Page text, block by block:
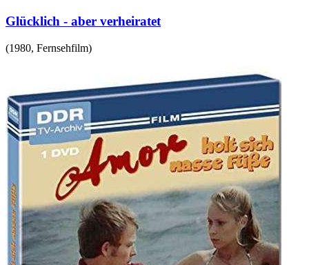
Glücklich - aber verheiratet
(1980, Fernsehfilm)